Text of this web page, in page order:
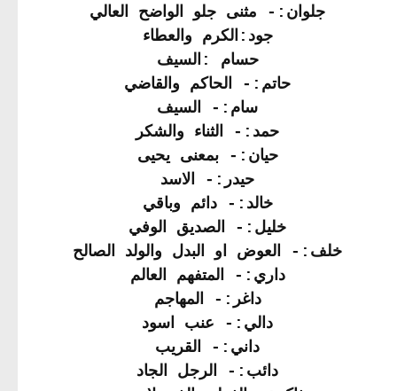
جلوان:- مثنى جلو الواضح العالي
جود:الكرم والعطاء
حسام :السيف
حاتم:- الحاكم والقاضي
سام:- السيف
حمد:- الثناء والشكر
حيان:- بمعنى يحيى
حيدر:- الاسد
خالد:- دائم وباقي
خليل:- الصديق الوفي
خلف:- العوض او البدل والولد الصالح
داري:- المتفهم العالم
داغر:- المهاجم
دالي:- عنب اسود
داني:- القريب
دائب:- الرجل الجاد